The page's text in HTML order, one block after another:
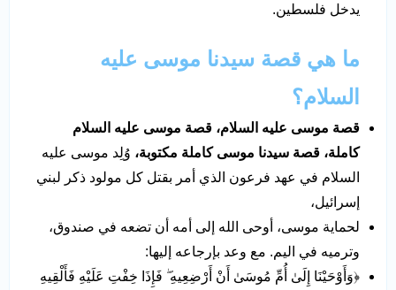
يدخل فلسطين.
ما هي قصة سيدنا موسى عليه
السلام؟
قصة موسى عليه السلام، قصة موسى عليه السلام
كاملة، قصة سيدنا موسى كاملة مكتوبة، وُلِد موسى عليه
السلام في عهد فرعون الذي أمر بقتل كل مولود ذكر لبني
إسرائيل،
لحماية موسى، أوحى الله إلى أمه أن تضعه في صندوق،
وترميه في اليم. مع وعد بإرجاعه إليها:
﴿وَأَوْحَيْنَا إِلَىٰ أُمِّ مُوسَىٰ أَنْ أَرْضِعِيهِ ۖ فَإِذَا خِفْتِ عَلَيْهِ فَأَلْقِيهِ